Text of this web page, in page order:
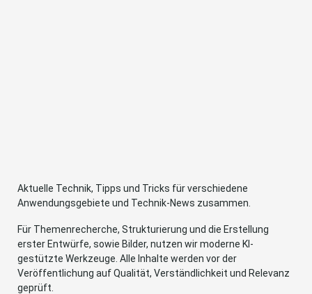
Aktuelle Technik, Tipps und Tricks für verschiedene
Anwendungsgebiete und Technik-News zusammen.
Für Themenrecherche, Strukturierung und die Erstellung
erster Entwürfe, sowie Bilder, nutzen wir moderne KI-
gestützte Werkzeuge. Alle Inhalte werden vor der
Veröffentlichung auf Qualität, Verständlichkeit und Relevanz
geprüft.